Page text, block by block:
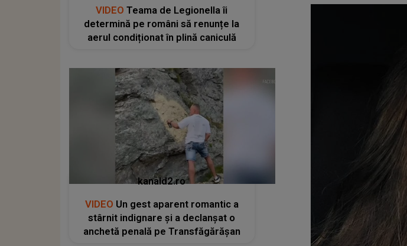
VIDEO Teama de Legionella îi
determină pe români să renunțe la
aerul condiționat în plină caniculă
kanald2.ro
VIDEO Un gest aparent romantic a
stârnit indignare și a declanșat o
anchetă penală pe Transfăgărășan